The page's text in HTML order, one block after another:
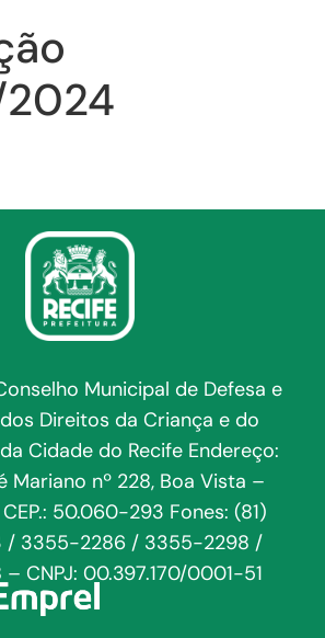
Municipal de Defesa e
Direitos da Criança e do
Cidade do Recife Endereço:
Mariano nº 228, Boa Vista –
50.060-293 Fones: (81)
/ 3355-2286 / 3355-2298 /
CNPJ: 00.397.170/0001-51